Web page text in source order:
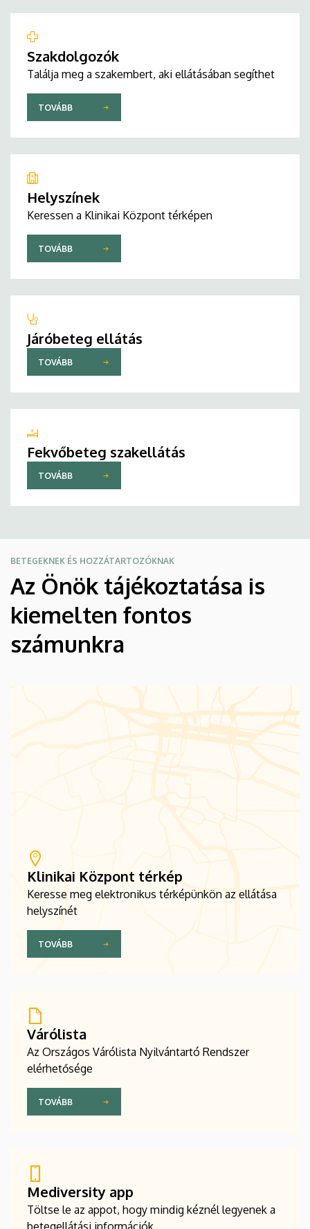
Szakdolgozók
Találja meg a szakembert, aki ellátásában segíthet
TOVÁBB
Helyszínek
Keressen a Klinikai Központ térképen
TOVÁBB
Járóbeteg ellátás
TOVÁBB
Fekvőbeteg szakellátás
TOVÁBB
BETEGEKNEK ÉS HOZZÁTARTOZÓKNAK
Az Önök tájékoztatása is
kiemelten fontos
számunkra
Klinikai Központ térkép
Keresse meg elektronikus térképünkön az ellátása
helyszínét
TOVÁBB
Várólista
Az Országos Várólista Nyilvántartó Rendszer
elérhetősége
TOVÁBB
Mediversity app
Töltse le az appot, hogy mindig kéznél legyenek a